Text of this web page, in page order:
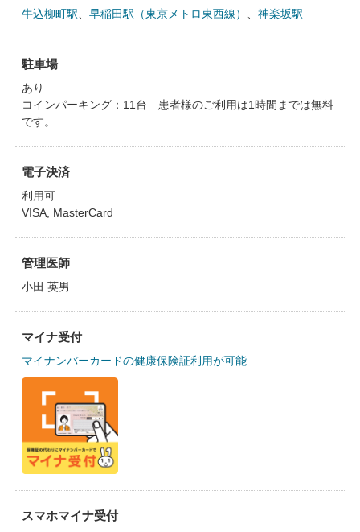
牛込柳町駅 早稲田駅（東京メトロ東西線） 神楽坂駅
駐車場
あり
コインパーキング：11台 患者様のご利用は1時間までは無料
です。
電子決済
利用可
VISA, MasterCard
管理医師
小田 英男
マイナ受付
マイナンバーカードの健康保険証利用が可能
スマホマイナ受付